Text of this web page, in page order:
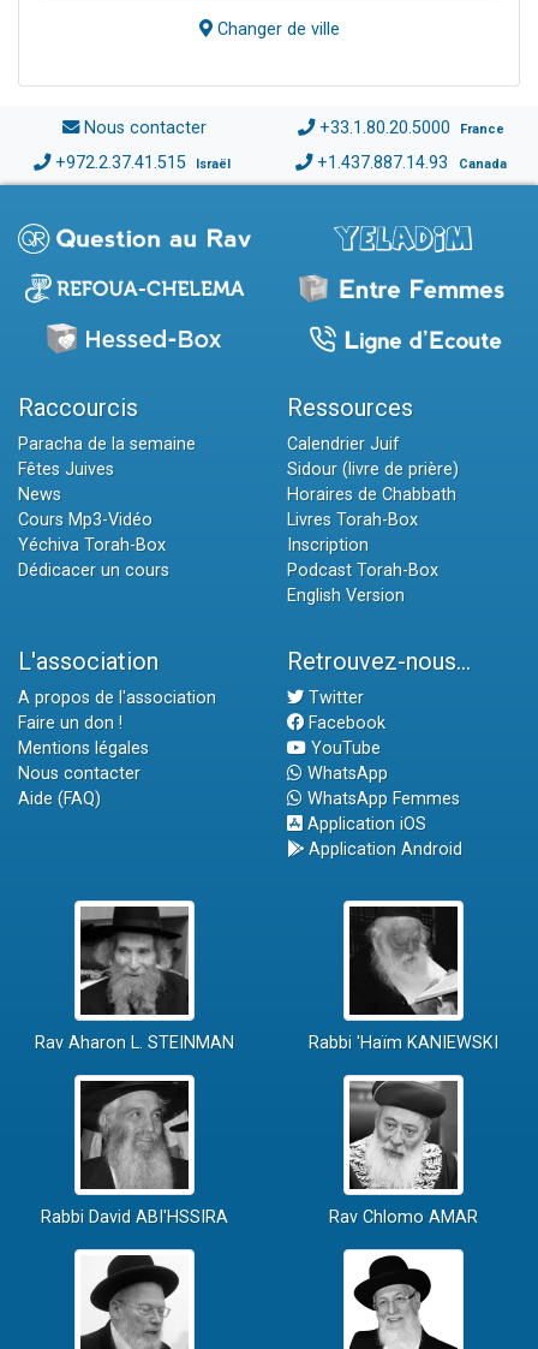
Changer de ville
Nous contacter +33.1.80.20.5000 France
+972.2.37.41.515 Israël +1.437.887.14.93 Canada
Raccourcis
Paracha de la semaine
Fêtes Juives
News
Cours Mp3-Vidéo
Yéchiva Torah-Box
Dédicacer un cours
Ressources
Calendrier Juif
Sidour (livre de prière)
Horaires de Chabbath
Livres Torah-Box
Inscription
Podcast Torah-Box
English Version
L'association
A propos de l'association
Faire un don !
Mentions légales
Nous contacter
Aide (FAQ)
Retrouvez-nous...
Twitter
Facebook
YouTube
WhatsApp
WhatsApp Femmes
Application iOS
Application Android
Rav Aharon L. STEINMAN Rabbi 'Haïm KANIEWSKI
Rabbi David ABI'HSSIRA Rav Chlomo AMAR